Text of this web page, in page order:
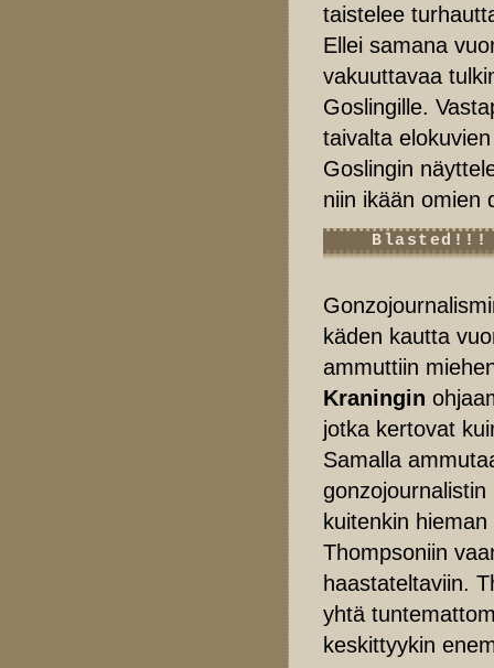
taistelee
Ellei samana
vakuuttavaa
Goslingille.
taivalta
Goslingin
niin ikään omien
Blasted!!!
käden kautta
ammuttiin
Kraningin
jotka kertovat
Samalla
kuitenkin
Thompsoniin
haastateltaviin.
yhtä
keskittyykin